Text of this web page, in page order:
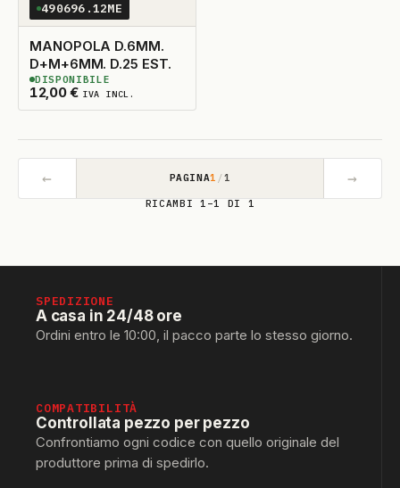
490696.12ME
MANOPOLA D.6MM.
D+M+6MM. D.25 EST.
12,00€ IVA INCL.
2DISPONIBILI
DISPONIBILE
← PAGINA1 /1 →
RICAMBI 1–1 DI 1
SPEDIZIONE
A casa in 24/48 ore
Ordini entro le 10:00, il pacco parte lo stesso giorno.
COMPATIBILITÀ
Controllata pezzo per pezzo
Confrontiamo ogni codice con quello originale del
produttore prima di spedirlo.